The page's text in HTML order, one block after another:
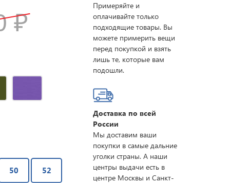
₽
50 52
Примеряйте и
оплачивайте только
подходящие товары. Вы
можете примерить вещи
перед покупкой и взять
лишь те, которые вам
подошли.
Доставка по всей
России
Мы доставим ваши
покупки в самые дальние
уголки страны. А наши
центры выдачи есть в
центре Москвы и Санкт-